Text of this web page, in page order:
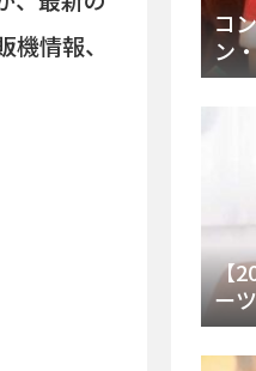
情報、
コ
ン
ド
法
【
ー
ン
徹